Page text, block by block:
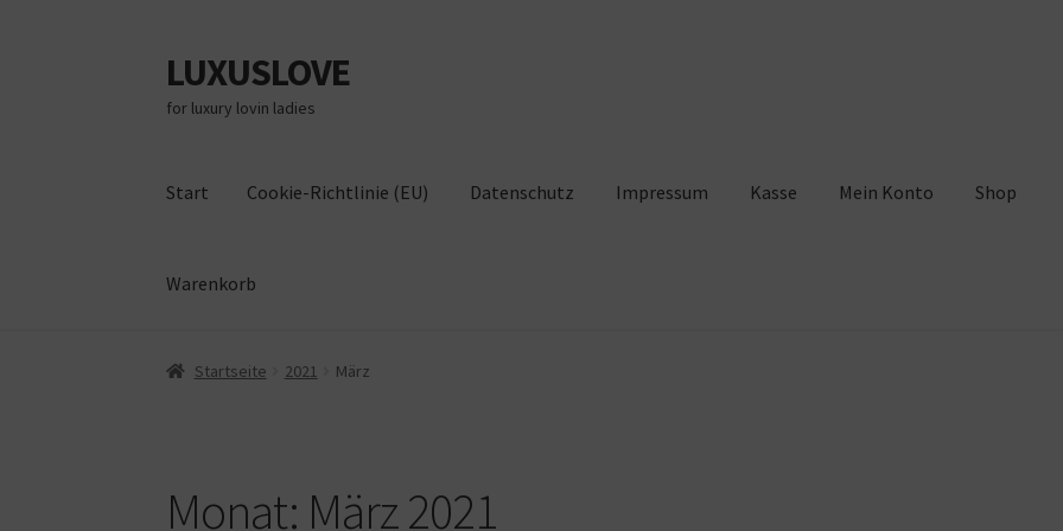
Zur
Navigation
springen
Zum
Inhalt
springen
LUXUSLOVE
for luxury lovin ladies
Start Cookie-Richtlinie (EU) Datenschutz Impressum Kasse Mein Konto Shop
Warenkorb
Start Cookie-Richtlinie (EU)
Startseite 2021 März
Monat: März 2021